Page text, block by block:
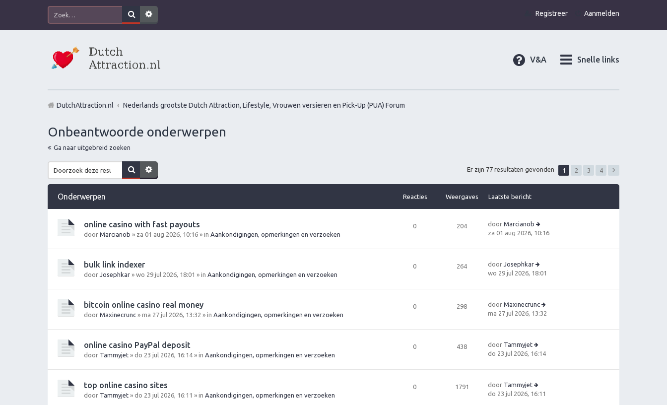
Aanmelden
Registreer
Snelle links
V&A
DutchAttraction.nl Nederlands grootste Dutch Attraction, Lifestyle, Vrouwen versieren en Pick-Up (PUA) Forum
Onbeantwoorde onderwerpen
Ga naar uitgebreid zoeken
Er zijn 77 resultaten gevonden 1 2 3 4
Onderwerpen Reacties Weergaves Laatste bericht
online casino with fast payouts
door Marcianob » za 01 aug 2026, 10:16 » in Aankondigingen, opmerkingen en verzoeken
0 204 door Marcianob
B
ki
la
a
e
b
ri
h
t
za 01 aug 2026, 10:16
bulk link indexer
door Josephkar » wo 29 jul 2026, 18:01 » in Aankondigingen, opmerkingen en verzoeken
0 264 door Josephkar
B
ki
la
a
e
b
ri
h
t
wo 29 jul 2026, 18:01
bitcoin online casino real money
door Maxinecrunc » ma 27 jul 2026, 13:32 » in Aankondigingen, opmerkingen en verzoeken
0 298 door Maxinecrunc
B
ki
a
b
ma 27 jul 2026, 13:32
online casino PayPal deposit
door Tammyjet » do 23 jul 2026, 16:14 » in Aankondigingen, opmerkingen en verzoeken
0 438 door Tammyjet
B
ki
la
a
do 23 jul 2026, 16:14
top online casino sites
door Tammyjet » do 23 jul 2026, 16:11 » in Aankondigingen, opmerkingen en verzoeken
0 1791 door Tammyjet
B
do 23 jul 2026, 16:11